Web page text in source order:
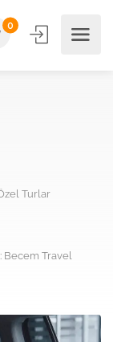
0
Turlar
Becem Travel